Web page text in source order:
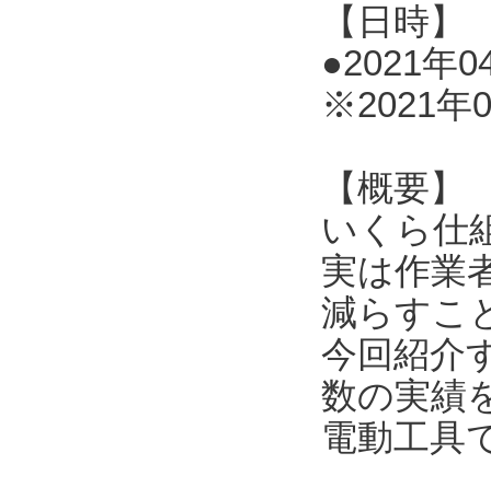
【日時】
●2021年
※2021年
【概要】
いくら仕
実は作業
減らすこ
今回紹介
数の実績
電動工具